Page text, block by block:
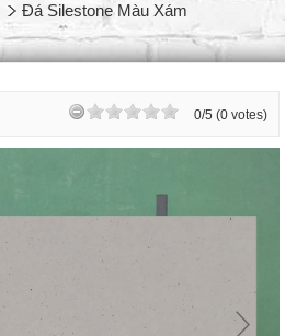
Đá Silestone Màu Xám
0/5 (0 votes)